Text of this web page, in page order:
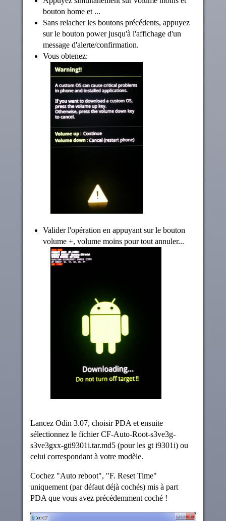
bouton home et ...
Sans relacher les boutons précédents, appuyez
sur le bouton power jusqu'à l'affichage d'un
message d'alerte/confirmation.
Vous obtenez:
Valider l'opération en appuyant sur le bouton
volume +, volume moins pour tout annuler...
Lancez Odin 3.07, choisir PDA et ensuite
sélectionnez le fichier CF-Auto-Root-s3ve3g-
s3ve3gxx-gti9301i.tar.md5 (pour les gt i9301i) ou
celui correspondant à votre modèle.
Cochez "Auto reboot", "F. Reset Time"
uniquement (par défaut déjà cochés) mis à part
PDA que vous avez précédemment coché !